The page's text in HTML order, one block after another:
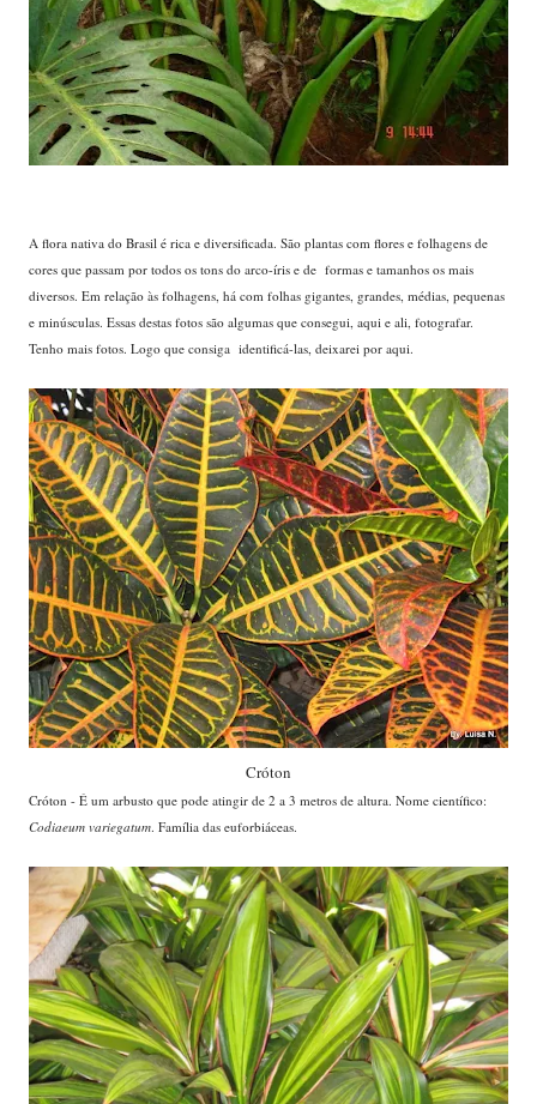
A flora nativa do Brasil é rica e diversificada. São plantas com flores e folhagens de
cores que passam por todos os tons do arco-íris e de formas e tamanhos os mais
diversos. Em relação às folhagens, há com folhas gigantes, grandes, médias, pequenas
e minúsculas. Essas destas fotos são algumas que consegui, aqui e ali, fotografar.
Tenho mais fotos. Logo que consiga identificá-las, deixarei por aqui.
Cróton
Cróton - É um arbusto que pode atingir de 2 a 3 metros de altura. Nome científico:
Codiaeum variegatum. Família das euforbiáceas.